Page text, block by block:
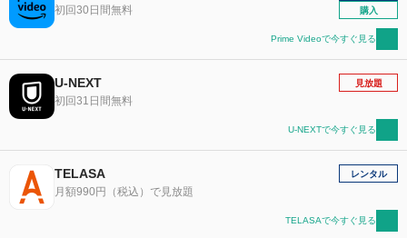
初回30日間無料
購入
Prime Videoで今すぐ見る
U-NEXT
初回31日間無料
見放題
U-NEXTで今すぐ見る
TELASA
月額990円（税込）で見放題
レンタル
TELASAで今すぐ見る